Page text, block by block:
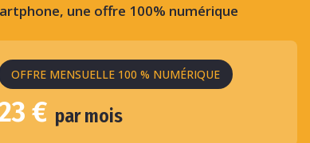
une offre 100% numérique
OFFRE MENSUELLE 100 % NUMÉRIQUE
€ par mois